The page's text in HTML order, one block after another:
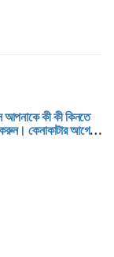
আপনাকে কী কী কিনতে
কেনাকাটার আগে
কী না কিনলেই নয়।